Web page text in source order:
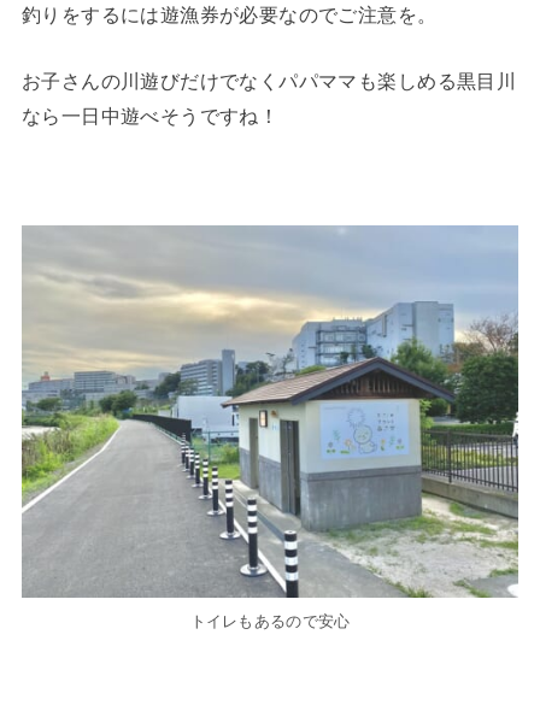
釣りをするには遊漁券が必要なのでご注意を。
お子さんの川遊びだけでなくパパママも楽しめる黒目川
なら一日中遊べそうですね！
トイレもあるので安心